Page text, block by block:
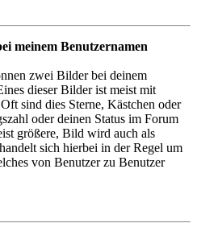
meinem Benutzernamen
zwei Bilder bei deinem
dieser Bilder ist meist mit
sind dies Sterne, Kästchen oder
oder deinen Status im Forum
größere, Bild wird auch als
sich hierbei in der Regel um
von Benutzer zu Benutzer